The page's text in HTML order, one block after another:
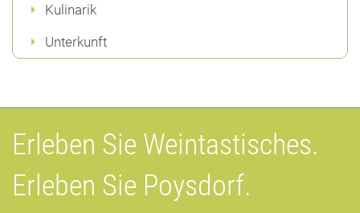
Kulinarik
Unterkunft
Erleben Sie Weintastisches.
Erleben Sie Poysdorf.